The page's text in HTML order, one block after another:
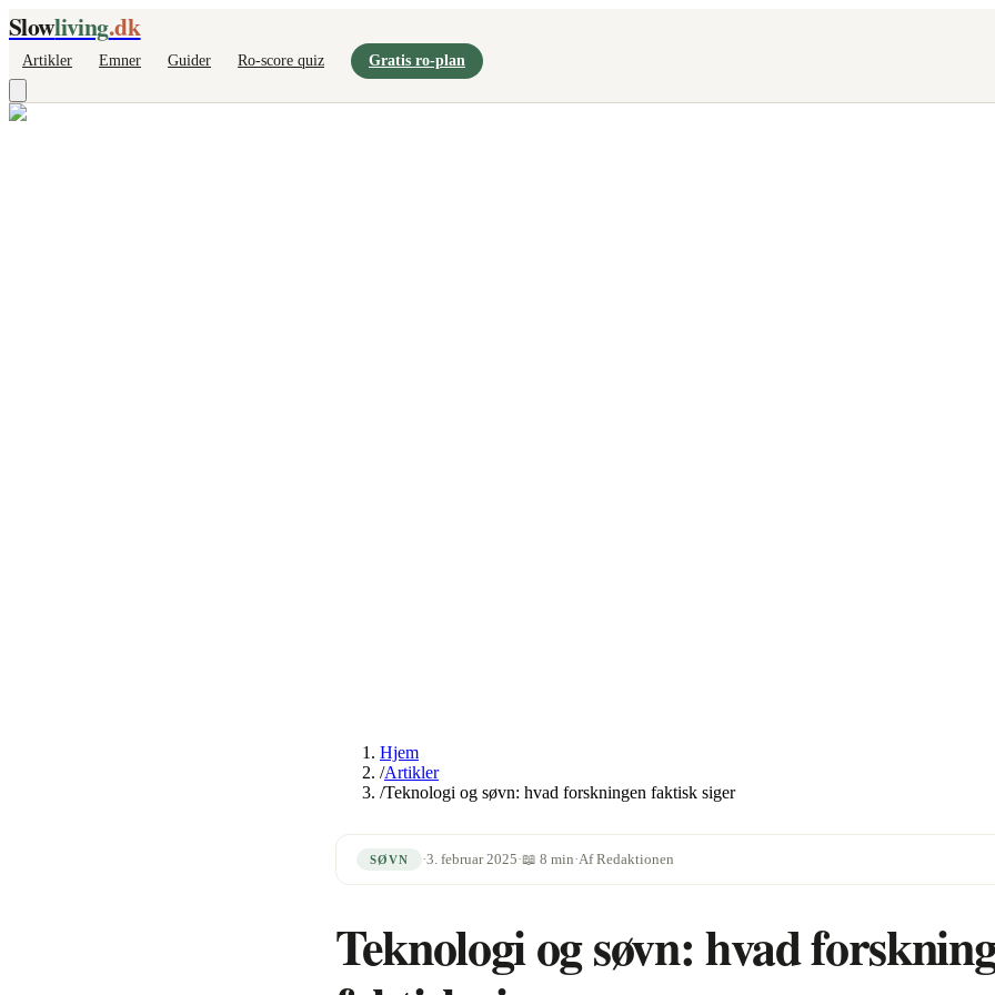
Slowliving.dk
Artikler Emner Guider Ro-score quiz Gratis ro-plan
Hjem
/Artikler
/Teknologi og søvn: hvad forskningen faktisk siger
SØVN ·3. februar 2025·📖8 min·AfRedaktionen
Teknologi og søvn: hvad